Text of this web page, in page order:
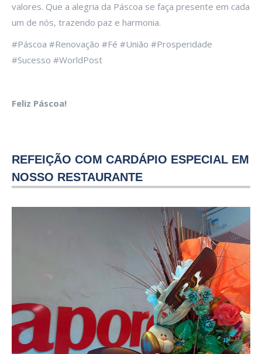
valores. Que a alegria da Páscoa se faça presente em cada
um de nós, trazendo paz e harmonia.
#Páscoa #Renovação #Fé #União #Prosperidade
#Sucesso #WorldPost
Feliz Páscoa!
REFEIÇÃO COM CARDÁPIO ESPECIAL EM
NOSSO RESTAURANTE